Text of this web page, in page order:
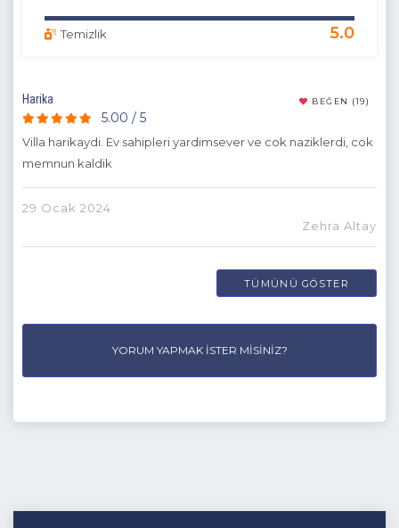
Temizlik 5.0
Harika BEĞEN (19)
5.00 / 5
Villa harikaydi. Ev sahipleri yardimsever ve cok naziklerdi, cok
memnun kaldik
29 Ocak 2024
Zehra Altay
TÜMÜNÜ GÖSTER
YORUM YAPMAK İSTER MISINIZ?